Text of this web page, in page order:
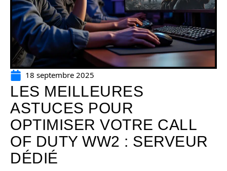
18 septembre 2025
LES MEILLEURES
ASTUCES POUR
OPTIMISER VOTRE CALL
OF DUTY WW2 : SERVEUR
DÉDIÉ